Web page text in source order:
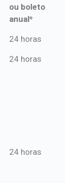
ou boleto
anual*
*Pagamento
de crédito
24 horas
24 horas
24 horas